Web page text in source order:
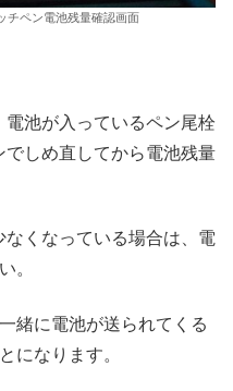
ペン電池残量確認画面
池が入っているペン尾栓
しめ直してから電池残量
くなっている場合は、電
。
緒に電池が送られてくる
になります。